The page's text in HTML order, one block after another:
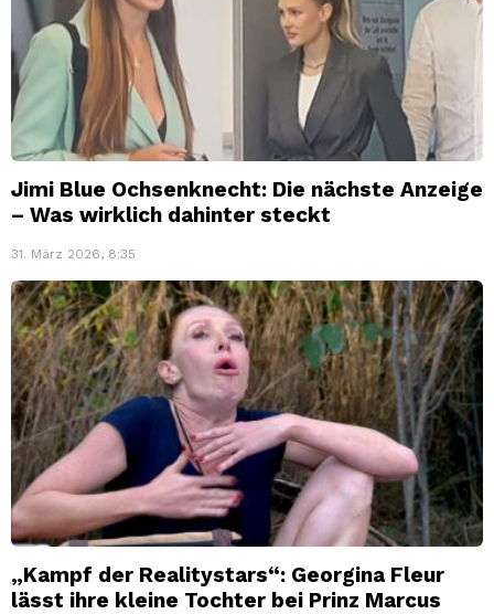
Jimi Blue Ochsenknecht: Die nächste Anzeige
– Was wirklich dahinter steckt
31. März 2026, 8:35
„Kampf der Realitystars“: Georgina Fleur
lässt ihre kleine Tochter bei Prinz Marcus